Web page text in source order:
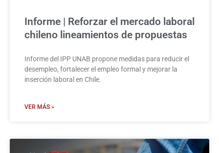
Informe | Reforzar el mercado laboral
chileno lineamientos de propuestas
Informe del IPP UNAB propone medidas para reducir el
desempleo, fortalecer el empleo formal y mejorar la
inserción laboral en Chile.
VER MÁS »